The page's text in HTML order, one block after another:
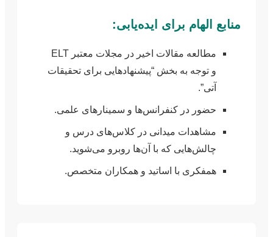
منابع الهام برای ایده‌یابی:
مطالعه مقالات اخیر در مجلات معتبر ELT
و توجه به بخش “پیشنهادهایی برای تحقیقات
آتی”.
حضور در کنفرانس‌ها و سمینارهای علمی.
مشاهدات میدانی در کلاس‌های درس و
چالش‌هایی که با آن‌ها روبرو می‌شوید.
همفکری با اساتید و همکاران متخصص.